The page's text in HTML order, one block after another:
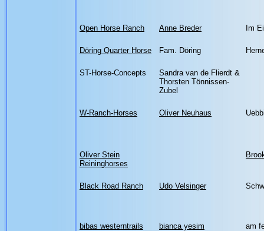
Open Horse Ranch Anne Breder Im
Döring Quarter Horse Fam. Döring
ST-Horse-Concepts
Sandra van de Flierdt &
Thorsten Tönnissen-
Zubel
W-Ranch-Horses Oliver Neuhaus
Oliver Stein
Reininghorses
Black Road Ranch Udo Velsinger
bibas westerntrails bianca yesim am